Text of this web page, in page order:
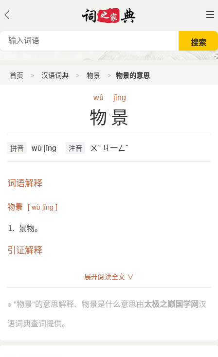
首页 汉语词典 物景 物景的意思
wù jǐng
物景
拼音 wù jǐng 注音 ㄨˋ ㄐ一ㄥˇ
词语解释
物景 [ wù jǐng ]
⒈ 景物。
引证解释
五代 王周 《过武宁县》诗：“行过 武寧县，初晴物景
宋 梅尧臣 《答水丘》诗：“时雨乍晴，物景鲜丽。”
宋 楼钥 《王成之给事囿山堂》诗：“主人意轩豁，物
展开阅读全文 ∨
※ "物景"的意思解释、物景是什么意思由太极之巅国学网汉
语词典查词提供。